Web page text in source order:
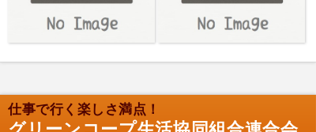
仕事で行く楽しさ満点！